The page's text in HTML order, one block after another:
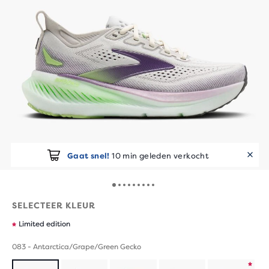
Gaat snel! 10 min geleden verkocht
SELECTEER KLEUR
Limited edition
083 - Antarctica/Grape/Green Gecko